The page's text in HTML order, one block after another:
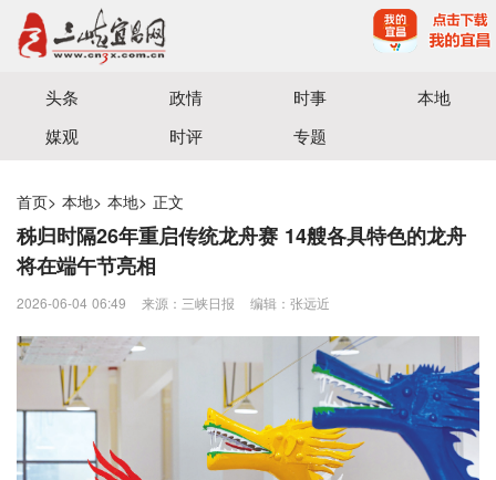
宜昌三峡融媒体中心主办
头条 政情 时事
本地
媒观
时评 专题
首页> 本地> 本地> 正文
秭归时隔26年重启传统龙舟赛 14艘各具特色的龙舟
将在端午节亮相
2026-06-04 06:49 来源：三峡日报 编辑：张远近